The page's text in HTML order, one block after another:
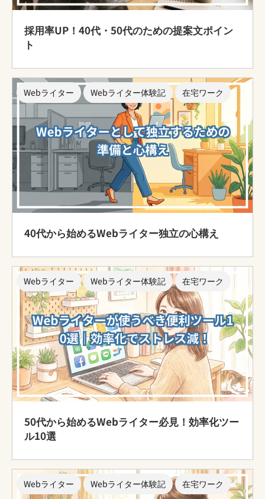
採用率UP！40代・50代のための提案文ポイン
ト
Webライター Webライター体験記 在宅ワーク
40代から始めるWebライター独立の心構え
Webライター Webライター体験記 在宅ワーク
50代から始めるWebライター必見！効率化ツー
ル10選
Webライター Webライター体験記 在宅ワーク